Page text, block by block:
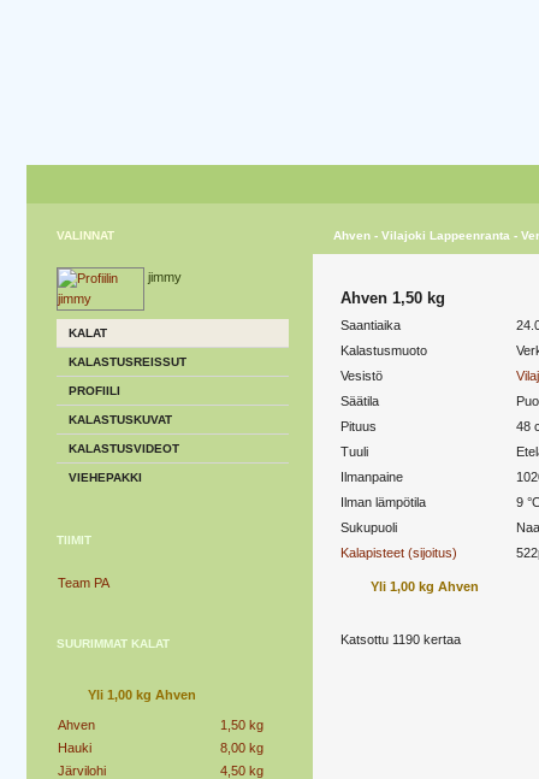
VALINNAT
jimmy
KALAT
KALASTUSREISSUT
PROFIILI
KALASTUSKUVAT
KALASTUSVIDEOT
VIEHEPAKKI
TIIMIT
Team PA
SUURIMMAT KALAT
Yli 1,00 kg Ahven
Ahven
1,50 kg
Hauki
8,00 kg
Järvilohi
4,50 kg
Ahven - Vilajoki Lappeenranta -
Ahven 1,50 kg
Saantiaika
Kalastusmuoto
Vesistö
Säätila
Pituus
48
Tuuli
Ilmanpaine
Ilman lämpötila
9
Sukupuoli
Kalapisteet (sijoitus)
Yli 1,00 kg Ahven
Katsottu 1190 kertaa